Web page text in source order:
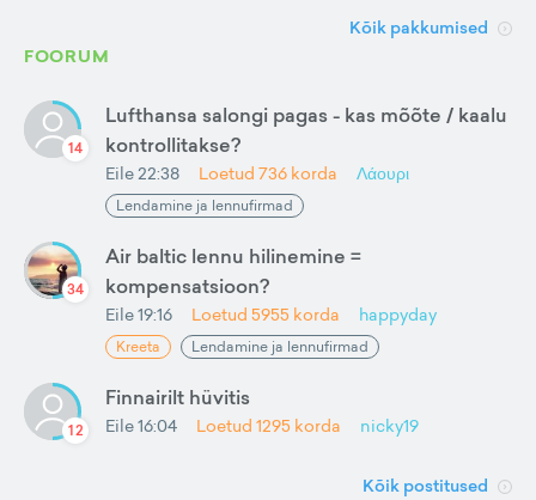
Kõik pakkumised
FOORUM
14
Lufthansa salongi pagas - kas mõõte / kaalu
kontrollitakse?
Eile 22:38 Loetud 736 korda Λάουρι
Lendamine ja lennufirmad
34
Air baltic lennu hilinemine =
kompensatsioon?
Eile 19:16 Loetud 5955 korda happyday
Kreeta Lendamine ja lennufirmad
12
Finnairilt hüvitis
Eile 16:04 Loetud 1295 korda nicky19
Kõik postitused